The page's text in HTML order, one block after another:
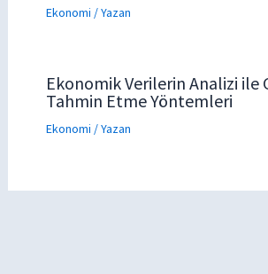
Ekonomi / Yazan
Ekonomik Verilerin Analizi ile
Tahmin Etme Yöntemleri
Ekonomi / Yazan